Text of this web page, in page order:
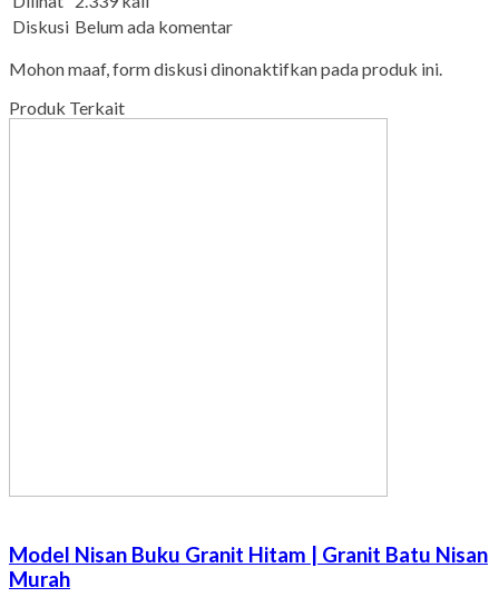
Diskusi Belum ada komentar
Mohon maaf, form diskusi dinonaktifkan pada produk ini.
Produk Terkait
Model Nisan Buku Granit Hitam | Granit Batu Nisan
Murah